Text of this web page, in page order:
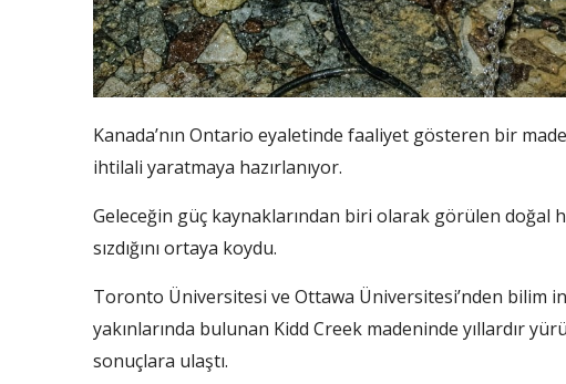
Kanada’nın Ontario eyaletinde faaliyet gösteren bir
ihtilali yaratmaya hazırlanıyor.
Geleceğin güç kaynaklarından biri olarak görülen
sızdığını ortaya koydu.
Toronto Üniversitesi ve Ottawa Üniversitesi’nden bilim
yakınlarında bulunan Kidd Creek madeninde yıllardır
sonuçlara ulaştı.